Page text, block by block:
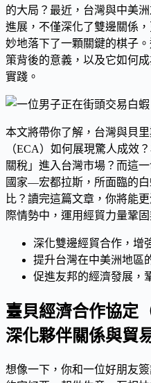
的大局？最近，台灣與中美
進展，不僅深化了雙邊關係
妙地落下了一顆關鍵的棋子
策背後的意義，以及它如何
實踐。
本文將帶你了解，台灣與貝里
（ECA）如何展現驚人成效
關稅」進入台灣市場？而這
國家—宏都拉斯，所面臨的
比？讀完這篇文章，你將能
際情勢中，運用經貿力量鞏
深化雙邊經貿合作，增
提升台灣在中美洲地區
促進友邦的經濟發展，
臺貝經濟合作協定
深化夥伴關係與貿
想像一下，你和一位好朋友